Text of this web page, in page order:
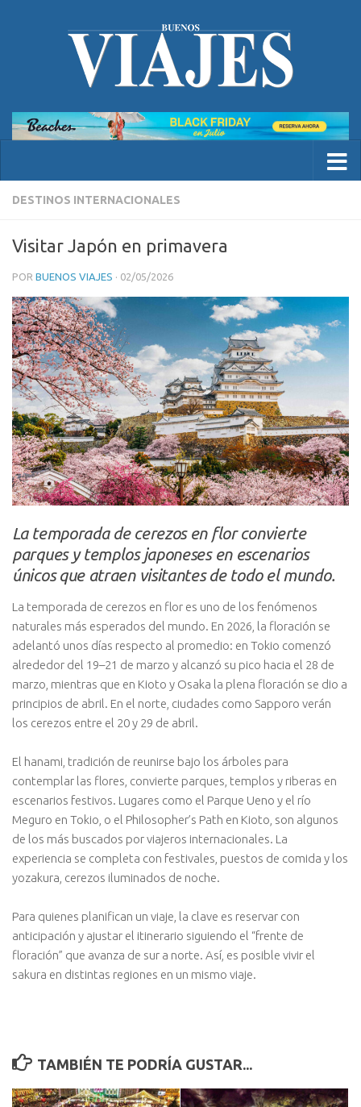
DESTINOS INTERNACIONALES
Visitar Japón en primavera
POR BUENOS VIAJES · 02/05/2026
La temporada de cerezos en flor convierte
parques y templos japoneses en escenarios
únicos que atraen visitantes de todo el mundo.
La temporada de cerezos en flor es uno de los fenómenos
naturales más esperados del mundo. En 2026, la floración se
adelantó unos días respecto al promedio: en Tokio comenzó
alrededor del 19–21 de marzo y alcanzó su pico hacia el 28 de
marzo, mientras que en Kioto y Osaka la plena floración se dio a
principios de abril. En el norte, ciudades como Sapporo verán
los cerezos entre el 20 y 29 de abril.
El hanami, tradición de reunirse bajo los árboles para
contemplar las flores, convierte parques, templos y riberas en
escenarios festivos. Lugares como el Parque Ueno y el río
Meguro en Tokio, o el Philosopher’s Path en Kioto, son algunos
de los más buscados por viajeros internacionales. La
experiencia se completa con festivales, puestos de comida y los
yozakura, cerezos iluminados de noche.
Para quienes planifican un viaje, la clave es reservar con
anticipación y ajustar el itinerario siguiendo el “frente de
floración” que avanza de sur a norte. Así, es posible vivir el
sakura en distintas regiones en un mismo viaje.
TAMBIÉN TE PODRÍA GUSTAR...